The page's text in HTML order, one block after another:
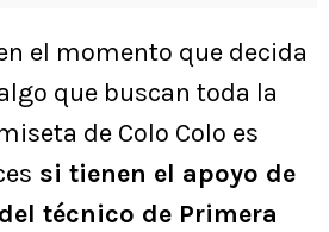
el momento que decida
que buscan toda la
de Colo Colo es
si tienen el apoyo de
técnico de Primera